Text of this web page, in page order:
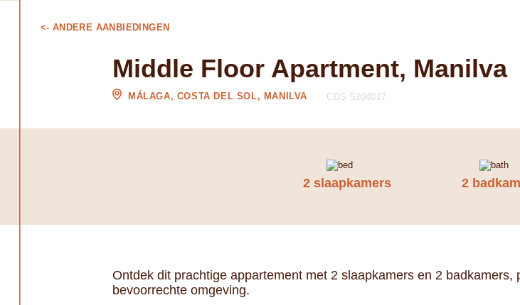
<- ANDERE AANBIEDINGEN
Middle Floor Apartment, Manilva
MÁLAGA, COSTA DEL SOL, MANILVA CDS 5204017
2 slaapkamers 2
Ontdek dit prachtige appartement met 2 slaapkamers en 2
bevoorrechte omgeving.